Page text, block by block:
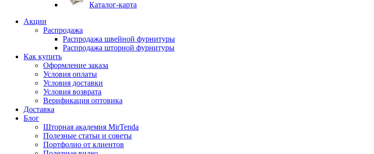
Каталог-карта
Акции
Распродажа
Распродажа швейной фурнитуры
Распродажа шторной фурнитуры
Как купить
Оформление заказа
Условия оплаты
Условия доставки
Условия возврата
Верификация оптовика
Доставка
Блог
Шторная академия MirTenda
Полезные статьи и советы
Портфолио от клиентов